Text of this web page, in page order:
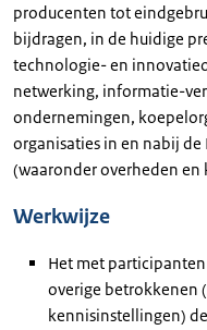
producenten tot
bijdragen, in de huidige
technologie- en
netwerking, informatie-
ondernemingen,
organisaties in en nabij
(waaronder overheden
Werkwijze
Het met
overige betrokkenen
kennisinstellingen)